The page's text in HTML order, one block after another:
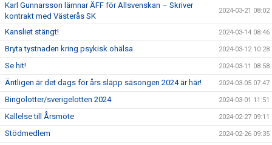
Karl Gunnarsson lämnar ÄFF för Allsvenskan – Skriver
kontrakt med Västerås SK
2024-03-21 08:02
Kansliet stängt! 2024-03-14 08:46
Bryta tystnaden kring psykisk ohälsa 2024-03-12 10:28
Se hit! 2024-03-11 08:58
Äntligen är det dags för års släpp säsongen 2024 är här! 2024-03-05 07:47
Bingolotter/sverigelotten 2024 2024-03-01 11:51
Kallelse till Årsmöte 2024-02-27 09:11
Stödmedlem 2024-02-26 09:35